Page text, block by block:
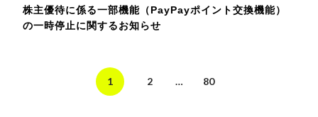
株主優待に係る一部機能（PayPayポイント交換機能）
の一時停止に関するお知らせ
1 2 … 80